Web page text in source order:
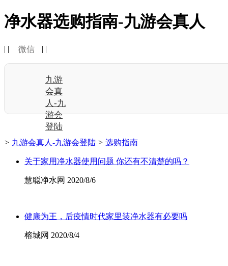
净水器选购指南-九游会真人
| | 微信 | |
九游
会真
人-九
游会
登陆
> 九游会真人-九游会登陆 > 选购指南
关于家用净水器使用问题 你还有不清楚的吗？
慧聪净水网 2020/8/6
健康为王，后疫情时代家里装净水器有必要吗
榕城网 2020/8/4